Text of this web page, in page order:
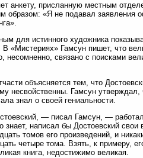
анкету, присланную местным
образом: «Я не подавал заявления
для истинного художника
В «Мистериях» Гамсун пишет, что
несомненно, связано с поисками
объясняется тем, что
несвойственны. Гамсун
знал о своей гениальности.
— писал Гамсун, —
знает, написал бы Достоевский
томов его произведений, и
четыре тома. Взять, к примеру,
книга, недостижимо великая.